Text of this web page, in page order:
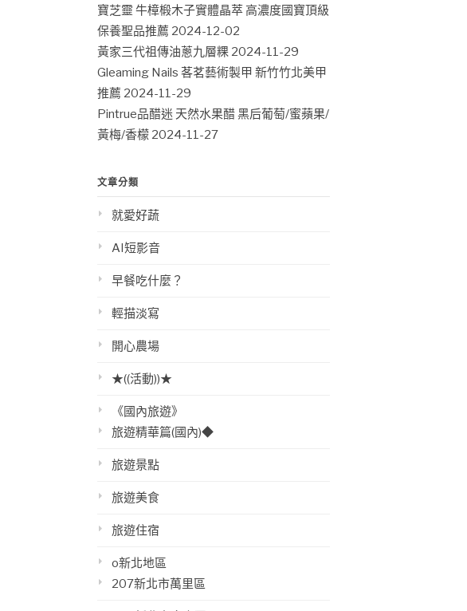
寶芝靈 牛樟椴木子實體晶萃 高濃度國寶頂級
保養聖品推薦 2024-12-02
黃家三代祖傳油蔥九層粿 2024-11-29
Gleaming Nails 茖茗藝術製甲 新竹竹北美甲
推薦 2024-11-29
Pintrue品醋迷 天然水果醋 黑后葡萄/蜜蘋果/
黃梅/香檬 2024-11-27
文章分類
就愛好蔬
AI短影音
早餐吃什麼？
輕描淡寫
開心農場
★((活動))★
《國內旅遊》
旅遊精華篇(國內)◆
旅遊景點
旅遊美食
旅遊住宿
o新北地區
207新北市萬里區